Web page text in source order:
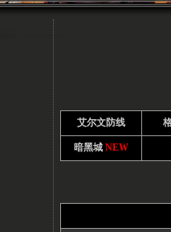
艾尔文防线
暗黑城 NEW